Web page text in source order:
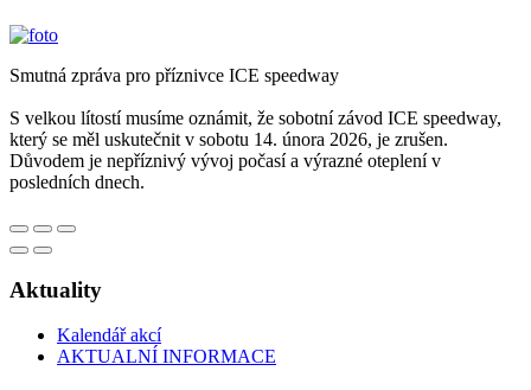
Smutná zpráva pro příznivce ICE speedway
S velkou lítostí musíme oznámit, že sobotní závod ICE speedway,
který se měl uskutečnit v sobotu 14. února 2026, je zrušen.
Důvodem je nepříznivý vývoj počasí a výrazné oteplení v
posledních dnech.
Aktuality
Kalendář akcí
AKTUALNÍ INFORMACE